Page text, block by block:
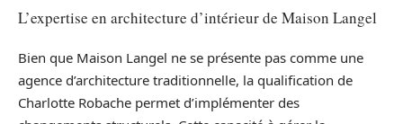
L’expertise en architecture d’intérieur de Maison Langel
Bien que Maison Langel ne se présente pas comme une
agence d’architecture traditionnelle, la qualification de
Charlotte Robache permet d’implémenter des